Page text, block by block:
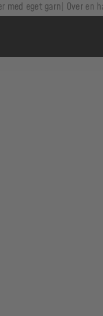
med eget garn Over en